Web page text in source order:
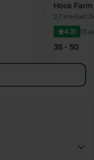
Préféré
Hook
2,7 km•East
4.31 13
35 - 50